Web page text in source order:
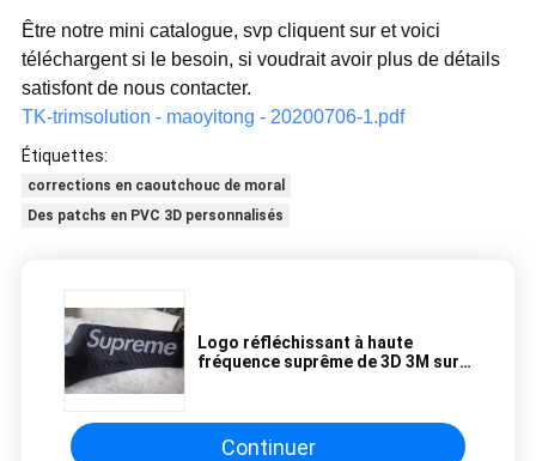
Être notre mini catalogue, svp cliquent sur et voici
téléchargent si le besoin, si voudrait avoir plus de détails
satisfont de nous contacter.
TK-trimsolution - maoyitong - 20200706-1.pdf
Étiquettes:
corrections en caoutchouc de moral
Des patchs en PVC 3D personnalisés
Logo réfléchissant à haute
fréquence suprême de 3D 3M sur
Continuer